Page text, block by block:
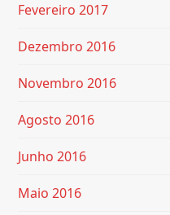
Fevereiro 2017
Dezembro 2016
Novembro 2016
Agosto 2016
Junho 2016
Maio 2016